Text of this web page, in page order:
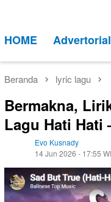
kontenMobile
HOME Advertorial
Beranda lyric lagu
Bermakna,
Lagu Hati Hati
Evo Kusnady
14 Jun 2026 - 17:55